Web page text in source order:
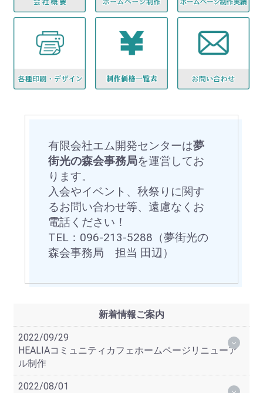
有限会社エム開発センターは夢
街光の森会事務局を運営してお
ります。
入会やイベント、秋祭りに関す
るお問い合わせ等、遠慮なくお
電話ください！
TEL：096-213-5288（夢街光の
森会事務局 担当 田辺）
新着情報ご案内
2022/09/29
HEALIAコミュニティカフェホームページリニューア
ル制作
2022/08/01